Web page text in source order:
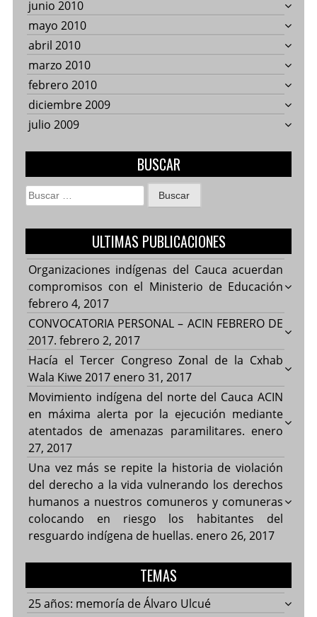
junio 2010
mayo 2010
abril 2010
marzo 2010
febrero 2010
diciembre 2009
julio 2009
BUSCAR
Buscar:
ULTIMAS PUBLICACIONES
Organizaciones indígenas del Cauca acuerdan
compromisos con el Ministerio de Educación
febrero 4, 2017
CONVOCATORIA PERSONAL – ACIN FEBRERO DE
2017. febrero 2, 2017
Hacía el Tercer Congreso Zonal de la Cxhab
Wala Kiwe 2017 enero 31, 2017
Movimiento indígena del norte del Cauca ACIN
en máxima alerta por la ejecución mediante
atentados de amenazas paramilitares. enero
27, 2017
Una vez más se repite la historia de violación
del derecho a la vida vulnerando los derechos
humanos a nuestros comuneros y comuneras
colocando en riesgo los habitantes del
resguardo indígena de huellas. enero 26, 2017
TEMAS
25 años: memoría de Álvaro Ulcué